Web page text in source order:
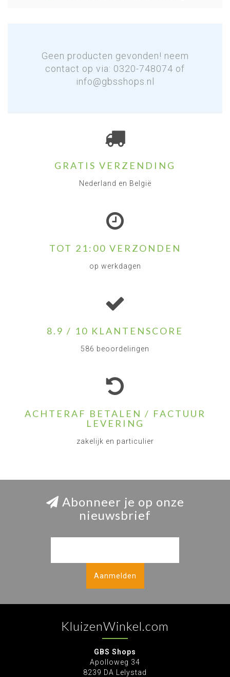
Geen producten gevonden! neem
contact op via: 0320-748074 of
info@gbsshops.nl
GRATIS VERZENDING
Nederland en België
TOT 21:00 VERZONDEN
op werkdagen
8.9 / 10 KLANTENSCORE
586 beoordelingen
ACHTERAF BETALEN / FACTUUR
LEVERING
zakelijk en particulier
Abonneer je op onze
nieuwsbrief
Aanmelden
KluizenWinkel.com
GBS Shops
Apolloweg 34
8239 DA Lelystad